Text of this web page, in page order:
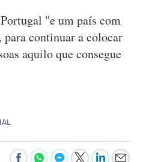
"e um país com
para continuar a colocar
aquilo que consegue